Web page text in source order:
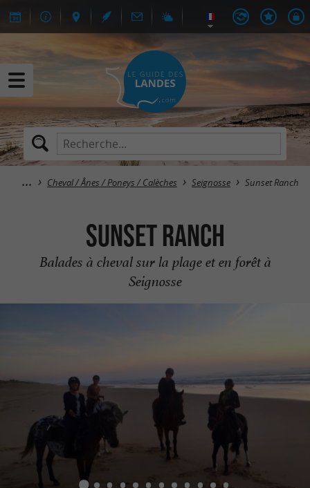
Cheval / Ânes / Poneys / Calèches Seignosse Sunset Ranch
Sunset Ranch
Balades à cheval sur la plage et en forêt à
Seignosse